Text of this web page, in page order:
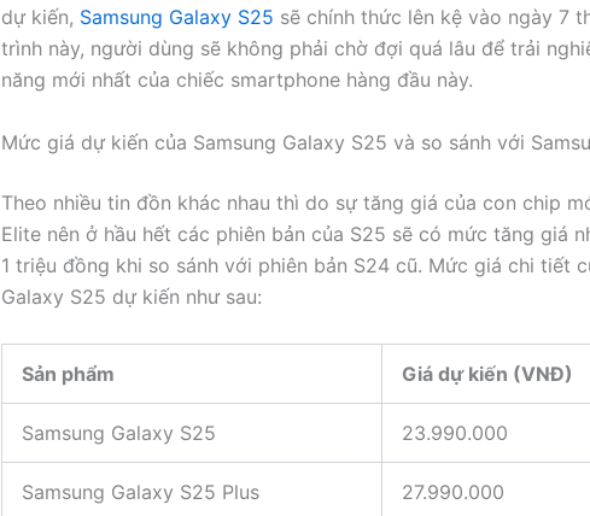
dự kiến, Samsung Galaxy S25 sẽ chính thức lên kệ vào ngày 7
trình này, người dùng sẽ không phải chờ đợi quá lâu để trải
năng mới nhất của chiếc smartphone hàng đầu này.
Mức giá dự kiến của Samsung Galaxy S25 và so sánh với
Theo nhiều tin đồn khác nhau thì do sự tăng giá của con chip
Elite nên ở hầu hết các phiên bản của S25 sẽ có mức tăng giá
1 triệu đồng khi so sánh với phiên bản S24 cũ. Mức giá chi tiết
Galaxy S25 dự kiến như sau:
Sản phẩm Giá dự kiến (VNĐ)
Samsung Galaxy S25 23.990.000
Samsung Galaxy S25 Plus 27.990.000